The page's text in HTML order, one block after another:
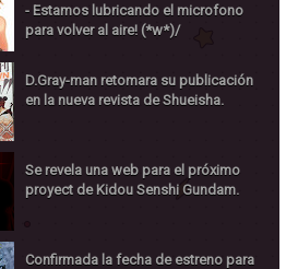
- Estamos lubricando el microfono
para volver al aire! (*w*)/
D.Gray-man retomara su publicación
en la nueva revista de Shueisha.
Se revela una web para el próximo
proyect de Kidou Senshi Gundam.
Confirmada la fecha de estreno para